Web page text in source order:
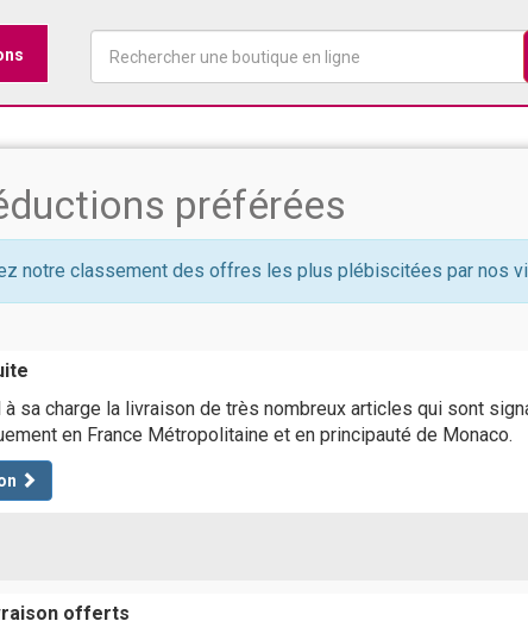
préférées
notre classement des offres les plus plébiscitées par nos
à sa charge la livraison de très nombreux articles qui sont
en France Métropolitaine et en principauté de Monaco.
offerts